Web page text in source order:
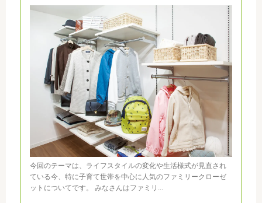
今回のテーマは、ライフスタイルの変化や生活様式が見直され
ている今、特に子育て世帯を中心に人気のファミリークローゼ
ットについてです。 みなさんはファミリ...